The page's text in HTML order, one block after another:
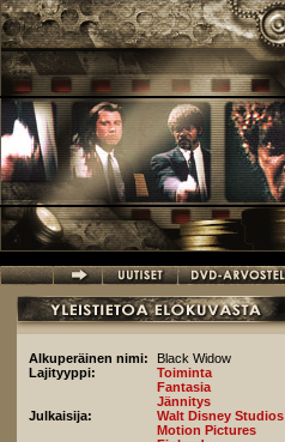
Hyppää pääsisältöön
Alkuperäinen nimi:
Black Widow
Lajityyppi:
Toiminta
Fantasia
Jännitys
Julkaisija:
Walt Disney Studios
Motion Pictures